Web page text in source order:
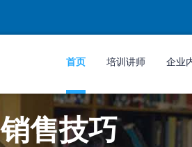
首页 培训讲师 企业
销售技巧